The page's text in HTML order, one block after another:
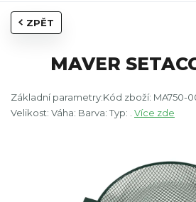
ZPĚT
MAVER
Základní parametry:Kód zboží: MA750-
Velikost: Váha: Barva: Typ: . Více zde